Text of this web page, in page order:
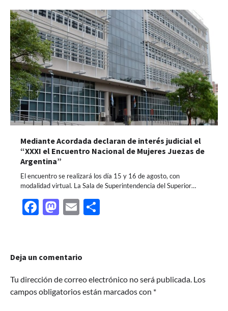
Mediante Acordada declaran de interés judicial el
“XXXI el Encuentro Nacional de Mujeres Juezas de
Argentina”
El encuentro se realizará los día 15 y 16 de agosto, con
modalidad virtual. La Sala de Superintendencia del Superior…
Facebook
Mastodon
Email
Deja un comentario
Tu dirección de correo electrónico no será publicada. Los
campos obligatorios están marcados con *